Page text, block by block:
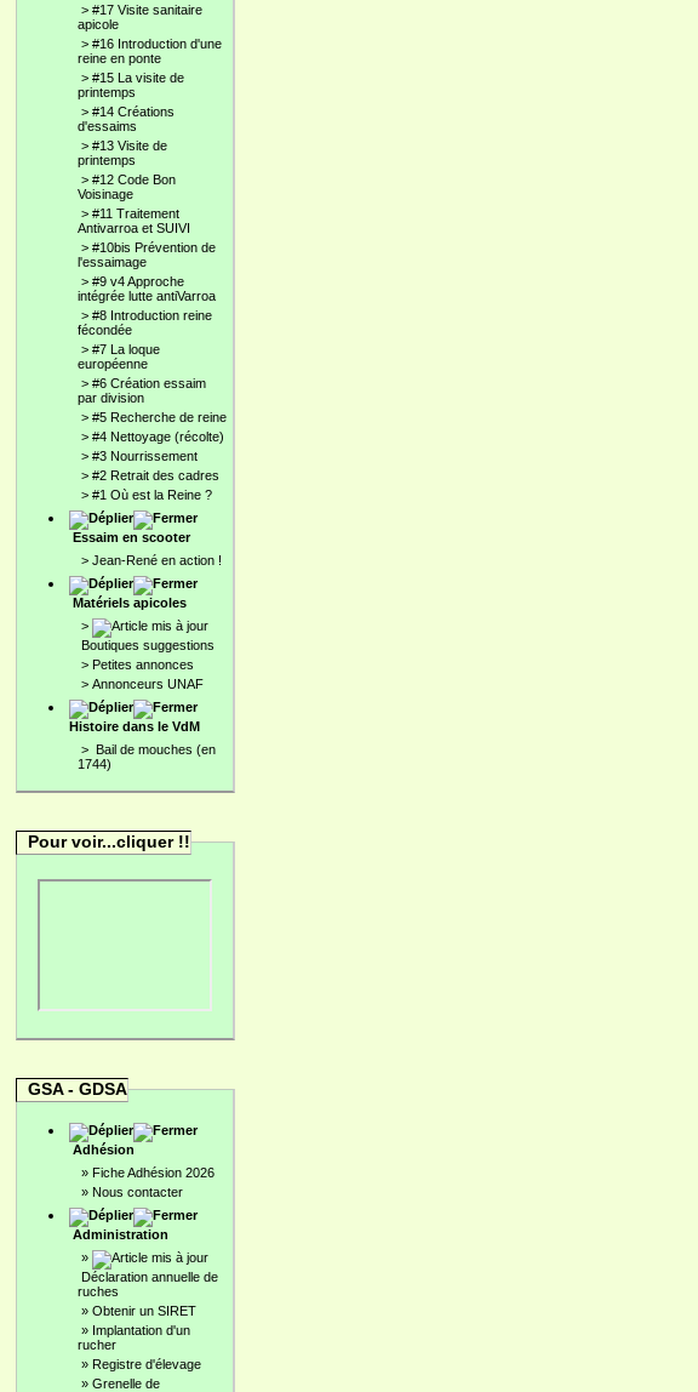
> #17 Visite sanitaire
apicole
> #16 Introduction d'une
reine en ponte
> #15 La visite de
printemps
> #14 Créations
d'essaims
> #13 Visite de
printemps
> #12 Code Bon
Voisinage
> #11 Traitement
Antivarroa et SUIVI
> #10bis Prévention de
l'essaimage
> #9 v4 Approche
intégrée lutte antiVarroa
> #8 Introduction reine
fécondée
> #7 La loque
européenne
> #6 Création essaim
par division
> #5 Recherche de reine
> #4 Nettoyage (récolte)
> #3 Nourrissement
> #2 Retrait des cadres
> #1 Où est la Reine ?
Essaim en scooter
> Jean-René en action !
Matériels apicoles
>
Boutiques suggestions
> Petites annonces
> Annonceurs UNAF
Histoire dans le VdM
> Bail de mouches (en
1744)
Pour voir...cliquer !!
GSA - GDSA
Adhésion
» Fiche Adhésion 2026
» Nous contacter
Administration
»
Déclaration annuelle de
ruches
» Obtenir un SIRET
» Implantation d'un
rucher
» Registre d'élevage
» Grenelle de